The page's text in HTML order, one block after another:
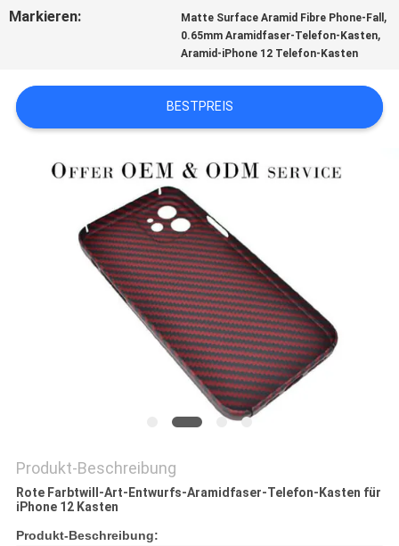
NEWS
PRIVACY
POLICY
Markieren: Matte Surface Aramid Fibre Phone-Fall ,
0.65mm Aramidfaser-Telefon-Kasten,
Aramid-iPhone 12 Telefon-Kasten
BESTPREIS
Produkt-Beschreibung
Rote Farbtwill-Art-Entwurfs-Aramidfaser-Telefon-Kasten für
iPhone 12 Kasten
Produkt-Beschreibung: